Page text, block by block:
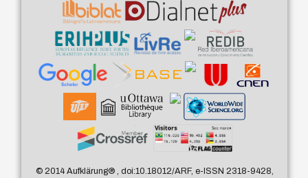
© 2014 Aufklärung®, doi:10.18012/ARF, e-ISSN 2318-9428,